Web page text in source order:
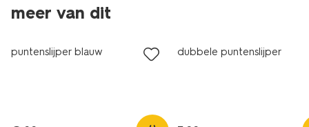
meer van dit
nieuw
puntenslijper blauw dubbele puntenslijper